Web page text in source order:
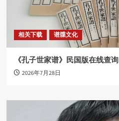
相关下载 谱牒文化
《孔子世家谱》民国版在线查询
2026年7月28日